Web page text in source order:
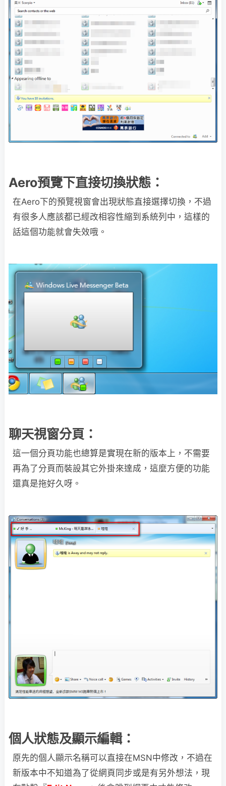
Aero預覽下直接切換狀態：
在Aero下的預覽視窗會出現狀態直接選擇切換，不過
有很多人應該都已經改相容性縮到系統列中，這樣的
話這個功能就會失效哦。
聊天視窗分頁：
這一個分頁功能也總算是實現在新的版本上，不需要
再為了分頁而裝設其它外掛來達成，這麼方便的功能
還真是拖好久呀。
個人狀態及顯示編輯：
原先的個人顯示名稱可以直接在MSN中修改，不過在
新版本中不知道為了從網頁同步或是有另外想法，現